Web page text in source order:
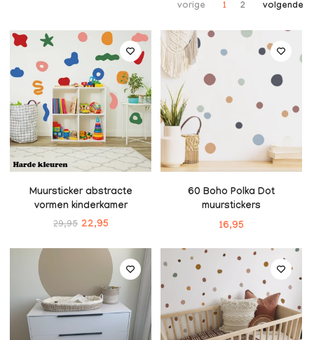
vorige 1 2 volgende
Muursticker abstracte
vormen kinderkamer
29,95 22,95
60 Boho Polka Dot
muurstickers
16,95